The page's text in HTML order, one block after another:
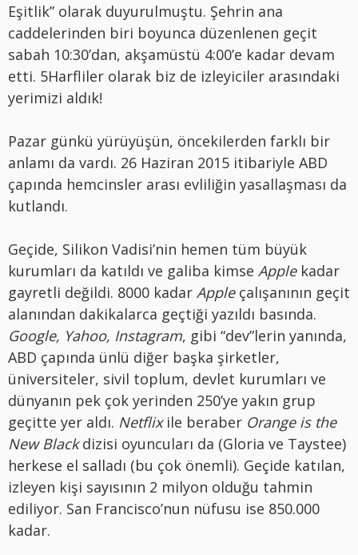
Eşitlik” olarak duyurulmuştu. Şehrin ana
caddelerinden biri boyunca düzenlenen geçit
sabah 10:30’dan, akşamüstü 4:00’e kadar devam
etti. 5Harfliler olarak biz de izleyiciler arasındaki
yerimizi aldık!
Pazar günkü yürüyüşün, öncekilerden farklı bir
anlamı da vardı. 26 Haziran 2015 itibariyle ABD
çapında hemcinsler arası evliliğin yasallaşması da
kutlandı.
Geçide, Silikon Vadisi’nin hemen tüm büyük
kurumları da katıldı ve galiba kimse Applekadar
gayretli değildi. 8000 kadar Appleçalışanının geçit
alanından dakikalarca geçtiği yazıldı basında.
Google, Yahoo, Instagram, gibi “dev”lerin yanında,
ABD çapında ünlü diğer başka şirketler,
üniversiteler, sivil toplum, devlet kurumları ve
dünyanın pek çok yerinden 250’ye yakın grup
geçitte yer aldı. Netflixile beraber Orange is the
New Blackdizisi oyuncuları da (Gloria ve Taystee)
herkese el salladı (bu çok önemli). Geçide katılan,
izleyen kişi sayısının 2 milyon olduğu tahmin
ediliyor. San Francisco’nun nüfusu ise 850.000
kadar.